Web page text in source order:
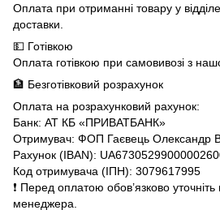
Оплата при отриманні товару у
доставки.
💵 Готівкою
Оплата готівкою при самовивозі з
🏦 Безготівковий розрахунок
Оплата на розрахунковий рахунок:
Банк: АТ КБ «ПРИВАТБАНК»
Отримувач: ФОП Гаєвець Олександр
Рахунок (IBAN):
Код отримувача (ІПН): 3079617995
❗️ Перед оплатою обов’язково уточніть
менеджера.